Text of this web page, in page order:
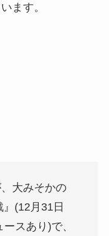
ます。
大みそかの
』(12月31日
スあり)で、